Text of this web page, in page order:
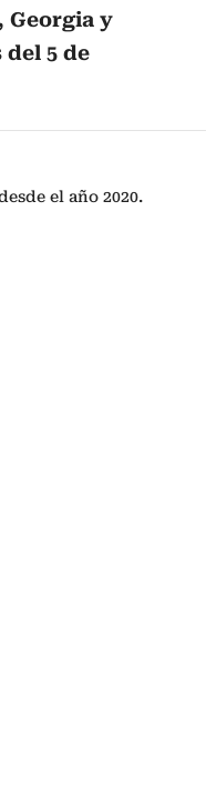
Georgia y
5 de
el año 2020.